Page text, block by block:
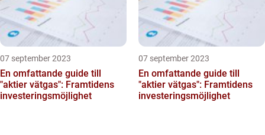
07 september 2023
En omfattande guide till
"aktier vätgas": Framtidens
investeringsmöjlighet
07 september 2023
En omfattande guide till
"aktier vätgas": Framtidens
investeringsmöjlighet